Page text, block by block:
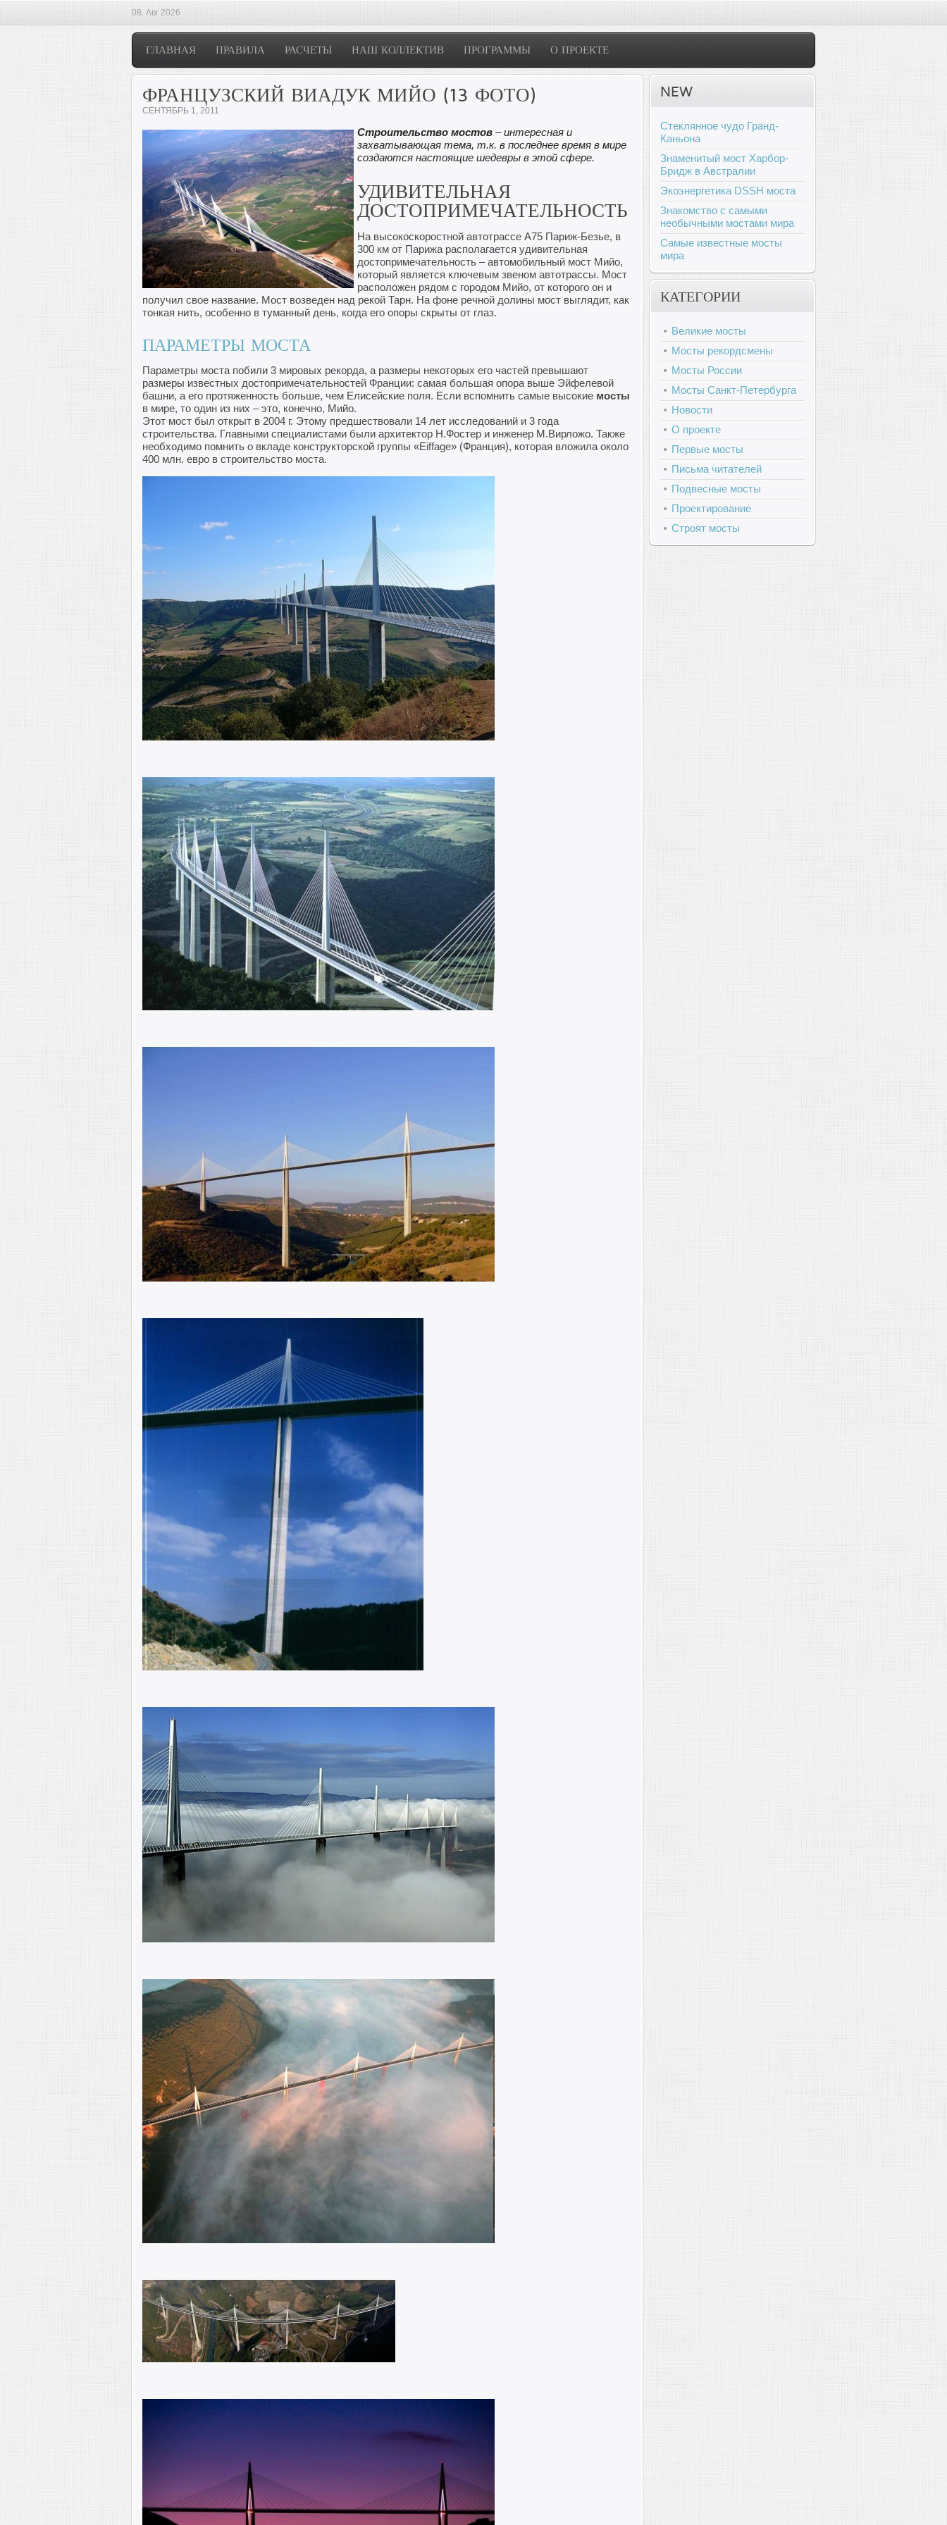
08. Авг 2026
ГЛАВНАЯ ПРАВИЛА РАСЧЕТЫ НАШ КОЛЛЕКТИВ ПРОГРАММЫ О ПРОЕКТЕ
ФРАНЦУЗСКИЙ ВИАДУК МИЙО (13 ФОТО)
СЕНТЯБРЬ 1, 2011
Строительство мостов – интересная и
захватывающая тема, т.к. в последнее время в мире
создаются настоящие шедевры в этой сфере.
УДИВИТЕЛЬНАЯ
ДОСТОПРИМЕЧАТЕЛЬНОСТЬ
На высокоскоростной автотрассе А75 Париж-Безье, в
300 км от Парижа располагается удивительная
достопримечательность – автомобильный мост Мийо,
который является ключевым звеном автотрассы. Мост
расположен рядом с городом Мийо, от которого он и
получил свое название. Мост возведен над рекой Тарн. На фоне речной долины мост выглядит, как
тонкая нить, особенно в туманный день, когда его опоры скрыты от глаз.
ПАРАМЕТРЫ МОСТА
Параметры моста побили 3 мировых рекорда, а размеры некоторых его частей превышают
размеры известных достопримечательностей Франции: самая большая опора выше Эйфелевой
башни, а его протяженность больше, чем Елисейские поля. Если вспомнить самые высокие мосты
в мире, то один из них – это, конечно, Мийо.
Этот мост был открыт в 2004 г. Этому предшествовали 14 лет исследований и 3 года
строительства. Главными специалистами были архитектор Н.Фостер и инженер М.Вирложо. Также
необходимо помнить о вкладе конструкторской группы «Eiffage» (Франция), которая вложила около
400 млн. евро в строительство моста.
NEW
Стеклянное чудо Гранд-
Каньона
Знаменитый мост Харбор-
Бридж в Австралии
Экоэнергетика DSSH моста
Знакомство с самыми
необычными мостами мира
Самые известные мосты
мира
КАТЕГОРИИ
Великие мосты
Мосты рекордсмены
Мосты России
Мосты Санкт-Петербурга
Новости
О проекте
Первые мосты
Письма читателей
Подвесные мосты
Проектирование
Строят мосты